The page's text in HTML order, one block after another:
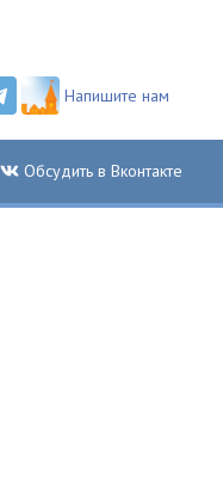
Напишите нам
Обсудить в Вконтакте